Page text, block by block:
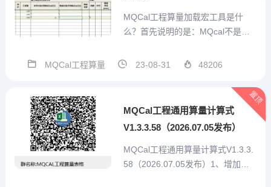
MQCal工程算量加载宏工具是什
么？首先说明的是：MQcal不是一
值工具。他是我本人结合手工算量
算量表格自己设计、重复项目便捷
输入、特殊标记、汇总统计、打印
或打印为pdf、造价预估...
MQCal工程算量 23-08-31 48206
MQCal工程通用算量计算式
V1.3.3.58（2026.07.05发布）
MQCal工程通用算量计算式V1.3.3.
58（2026.07.05发布）1、增加技
置顶